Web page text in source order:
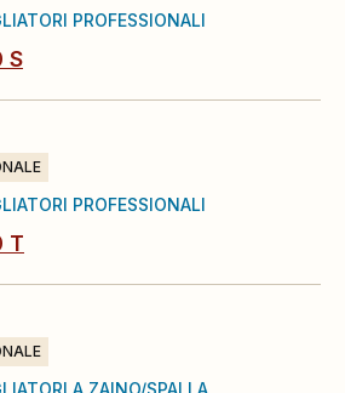
PROFESSIONALI
S
PROFESSIONALI
T
A ZAINO/SPALLA